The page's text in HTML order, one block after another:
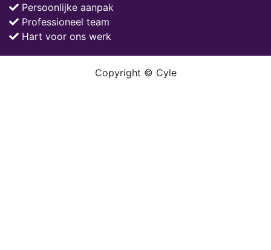
Persoonlijke aanpak
Professioneel team
Hart voor ons werk
Copyright © Cyle